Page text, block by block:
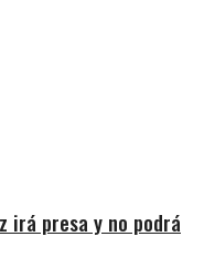
irá presa y no podrá